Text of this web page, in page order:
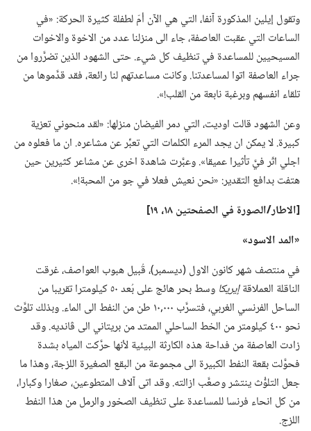
وتقول إيلين المذكورة آنفا،‏ التي هي الآن أمّ لطفلة كثيرة الحركة:‏ «في
الساعات التي عقبت العاصفة،‏ جاء الى منزلنا عدد من الاخوة والاخوات
المسيحيين للمساعدة في تنظيف كل شيء.‏ حتى الشهود الذين تضرَّروا من
جراء العاصفة اتوا لمساعدتنا.‏ وكانت مساعدتهم لنا رائعة،‏ فقد قدَّموها من
تلقاء انفسهم وبرغبة نابعة من القلب!‏».‏
وعن الشهود قالت اوديت،‏ التي دمر الفيضان منزلها:‏ «لقد منحوني تعزية
كبيرة.‏ لا يمكن ان يجد المرء الكلمات التي تعبِّر عن مشاعره.‏ ان ما فعلوه من
اجلي اثّر فيَّ تأثيرا عميقا».‏ وعبَّرت شاهدة اخرى عن مشاعر كثيرين حين
هتفت بدافع التقدير:‏ «نحن نعيش فعلا في جو من المحبة!‏».‏
‏[الاطار/‏الصورة في الصفحتين ١٨،‏ ١٩]‏
‏«المد الاسود»‏
في منتصف شهر كانون الاول (‏ديسمبر)‏،‏ قُبيل هبوب العواصف،‏ غرقت
الناقلة العملاقةإيريكا
وسط بحر هائج على بُعد ٥٠ كيلومترا تقريبا من
الساحل الفرنسي الغربي،‏ فتسرَّب ٠٠٠‏,١٠ طن من النفط الى الماء.‏ وبذلك تلوَّث
نحو ٤٠٠ كيلومتر من الخط الساحلي الممتد من بريتاني الى ڤانديه.‏ وقد
زادت العاصفة من فداحة هذه الكارثة البيئية لأنها حرَّكت المياه بشدة
فحوَّلت بقعة النفط الكبيرة الى مجموعة من البقع الصغيرة اللزجة،‏ وهذا ما
جعل التلوُّث ينتشر وصعَّب ازالته.‏ وقد اتى آلاف المتطوعين،‏ صغارا وكبارا،‏
من كل انحاء فرنسا للمساعدة على تنظيف الصخور والرمل من هذا النفط
اللزج.‏